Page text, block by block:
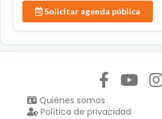
Solicitar agenda pública
Quiénes somos
Política de privacidad